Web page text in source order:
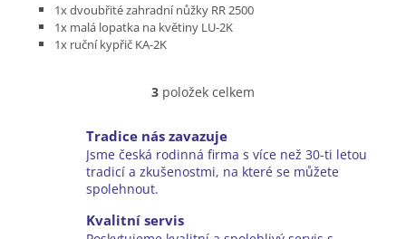
1x dvoubřité zahradní nůžky RR 2500
1x malá lopatka na květiny LU-2K
1x ruční kypřič KA-2K
O
l
á
d
3 položek celkem
Tradice nás zavazuje
Jsme česká rodinná firma s více než 30-ti letou
tradicí a zkušenostmi, na které se můžete
spolehnout.
Kvalitní servis